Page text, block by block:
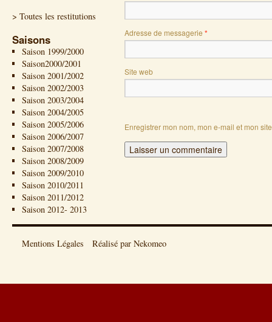
> Toutes les restitutions
Saisons
Saison 1999/2000
Saison2000/2001
Saison 2001/2002
Saison 2002/2003
Saison 2003/2004
Saison 2004/2005
Saison 2005/2006
Saison 2006/2007
Saison 2007/2008
Saison 2008/2009
Saison 2009/2010
Saison 2010/2011
Saison 2011/2012
Saison 2012- 2013
Adresse de messagerie *
Site web
Enregistrer mon nom, mon e-mail et mon
Mentions Légales Réalisé par Nekomeo